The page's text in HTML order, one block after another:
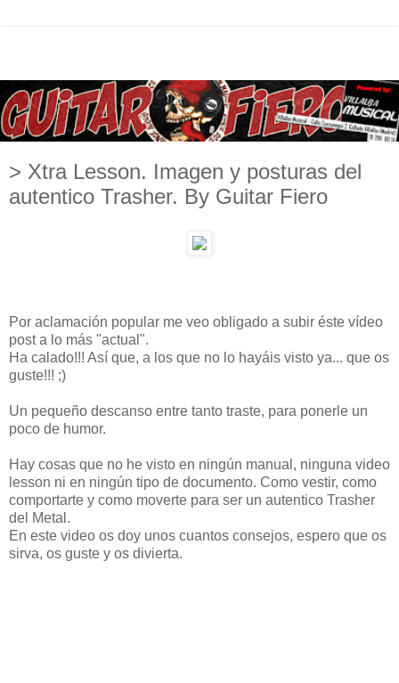
> Xtra Lesson. Imagen y posturas del
autentico Trasher. By Guitar Fiero
Por aclamación popular me veo obligado a subir éste vídeo
post a lo más "actual".
Ha calado!!! Así que, a los que no lo hayáis visto ya... que os
guste!!! ;)
Un pequeño descanso entre tanto traste, para ponerle un
poco de humor.
Hay cosas que no he visto en ningún manual, ninguna video
lesson ni en ningún tipo de documento. Como vestir, como
comportarte y como moverte para ser un autentico Trasher
del Metal.
En este video os doy unos cuantos consejos, espero que os
sirva, os guste y os divierta.